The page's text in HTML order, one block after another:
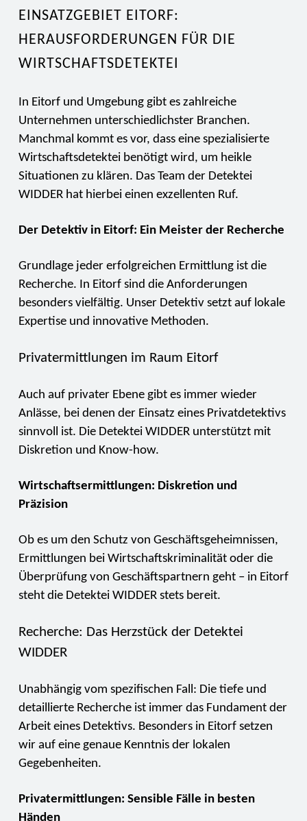
EINSATZGEBIET EITORF:
HERAUSFORDERUNGEN FÜR DIE
WIRTSCHAFTSDETEKTEI
In Eitorf und Umgebung gibt es zahlreiche
Unternehmen unterschiedlichster Branchen.
Manchmal kommt es vor, dass eine spezialisierte
Wirtschaftsdetektei benötigt wird, um heikle
Situationen zu klären. Das Team der Detektei
WIDDER hat hierbei einen exzellenten Ruf.
Der Detektiv in Eitorf: Ein Meister der Recherche
Grundlage jeder erfolgreichen Ermittlung ist die
Recherche. In Eitorf sind die Anforderungen
besonders vielfältig. Unser Detektiv setzt auf lokale
Expertise und innovative Methoden.
Privatermittlungen im Raum Eitorf
Auch auf privater Ebene gibt es immer wieder
Anlässe, bei denen der Einsatz eines Privatdetektivs
sinnvoll ist. Die Detektei WIDDER unterstützt mit
Diskretion und Know-how.
Wirtschaftsermittlungen: Diskretion und
Präzision
Ob es um den Schutz von Geschäftsgeheimnissen,
Ermittlungen bei Wirtschaftskriminalität oder die
Überprüfung von Geschäftspartnern geht – in Eitorf
steht die Detektei WIDDER stets bereit.
Recherche: Das Herzstück der Detektei
WIDDER
Unabhängig vom spezifischen Fall: Die tiefe und
detaillierte Recherche ist immer das Fundament der
Arbeit eines Detektivs. Besonders in Eitorf setzen
wir auf eine genaue Kenntnis der lokalen
Gegebenheiten.
Privatermittlungen: Sensible Fälle in besten
Händen